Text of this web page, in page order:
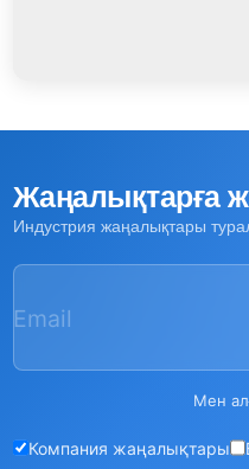
Жаңалықтарға
Индустрия жаңалықтары
Email
Мен
Компания жаңалықтары